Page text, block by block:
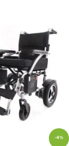
-4%